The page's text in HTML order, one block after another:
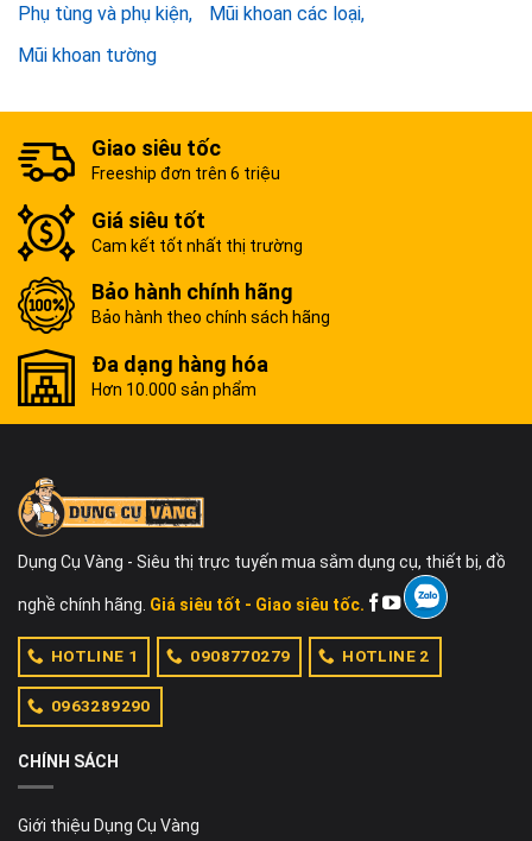
Phụ tùng và phụ kiện
Mũi khoan các loại
Mũi khoan tường
Giao siêu tốc
Freeship đơn trên 6 triệu
Giá siêu tốt
Cam kết tốt nhất thị trường
Bảo hành chính hãng
Bảo hành theo chính sách hãng
Đa dạng hàng hóa
Hơn 10.000 sản phẩm
Dụng Cụ Vàng - Siêu thị trực tuyến mua sắm dụng cụ, thiết bị, đồ
nghề chính hãng. Giá siêu tốt - Giao siêu tốc.
HOTLINE 1 0908770279 HOTLINE 2
0963289290
CHÍNH SÁCH
Giới thiệu Dụng Cụ Vàng